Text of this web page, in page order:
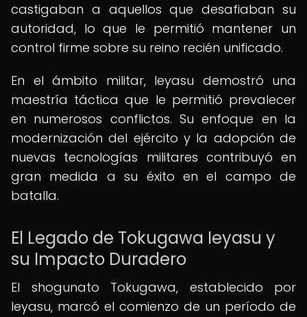
castigaban a aquellos que desafiaban su
autoridad, lo que le permitió mantener un
control firme sobre su reino recién unificado.
En el ámbito militar, Ieyasu demostró una
maestría táctica que le permitió prevalecer
en numerosos conflictos. Su enfoque en la
modernización del ejército y la adopción de
nuevas tecnologías militares contribuyó en
gran medida a su éxito en el campo de
batalla.
El Legado de Tokugawa Ieyasu y
su Impacto Duradero
El shogunato Tokugawa, establecido por
Ieyasu, marcó el comienzo de un período de